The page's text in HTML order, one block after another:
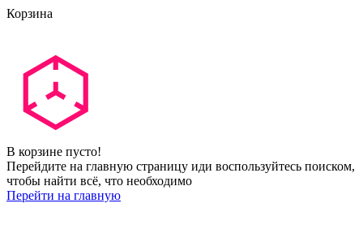
Корзина
В корзине пусто!
Перейдите на главную страницу иди воспользуйтесь поиском,
чтобы найти всё, что необходимо
Перейти на главную